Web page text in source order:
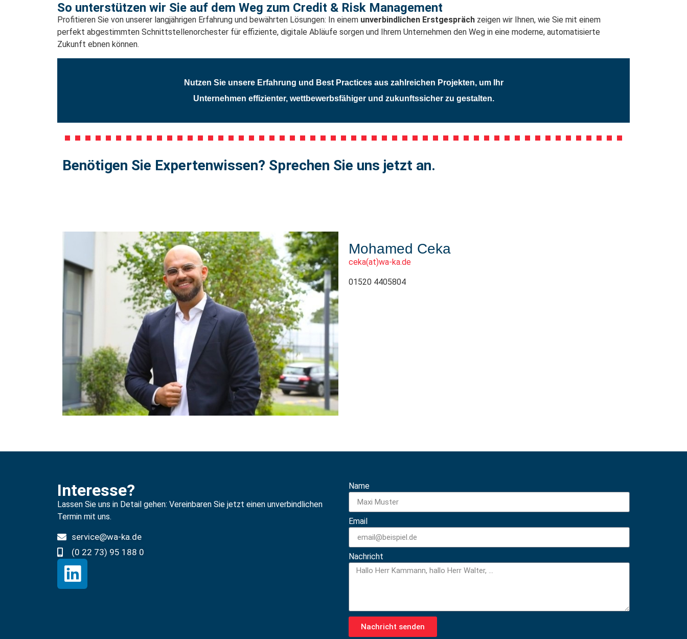
So unterstützen wir Sie auf dem Weg zum Credit & Risk Management
Profitieren Sie von unserer langjährigen Erfahrung und bewährten Lösungen: In einem unverbindlichen Erstgespräch zeigen wir Ihnen, wie Sie mit einem
perfekt abgestimmten Schnittstellenorchester für effiziente, digitale Abläufe sorgen und Ihrem Unternehmen den Weg in eine moderne, automatisierte
Zukunft ebnen können.
Nutzen Sie unsere Erfahrung und Best Practices aus zahlreichen Projekten, um Ihr
Unternehmen effizienter, wettbewerbsfähiger und zukunftssicher zu gestalten.
Benötigen Sie Expertenwissen? Sprechen Sie uns jetzt an.
Mohamed Ceka
ceka(at)wa-ka.de
01520 4405804
Interesse?
Lassen Sie uns in Detail gehen: Vereinbaren Sie jetzt einen unverbindlichen
Termin mit uns.
service@wa-ka.de
(0 22 73) 95 188 0
Name
Email
Nachricht
Nachricht senden